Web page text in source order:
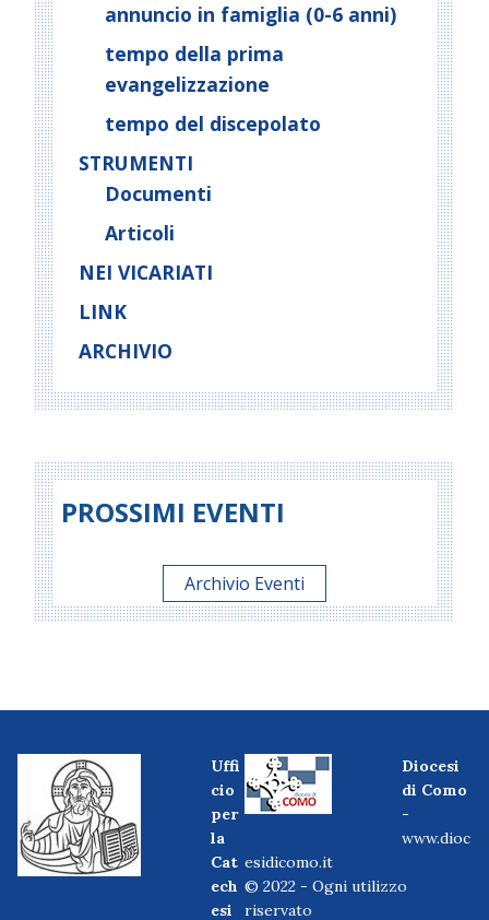
annuncio in famiglia (0-6 anni)
tempo della prima
evangelizzazione
tempo del discepolato
STRUMENTI
Documenti
Articoli
NEI VICARIATI
LINK
ARCHIVIO
PROSSIMI EVENTI
Archivio Eventi
Uffi
cio
per
la
Cat
ech
esi
Diocesi
di Como
-
www.dioc
esidicomo.it
© 2022 - Ogni utilizzo
riservato